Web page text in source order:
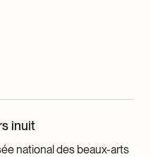
inuit
national des beaux-arts